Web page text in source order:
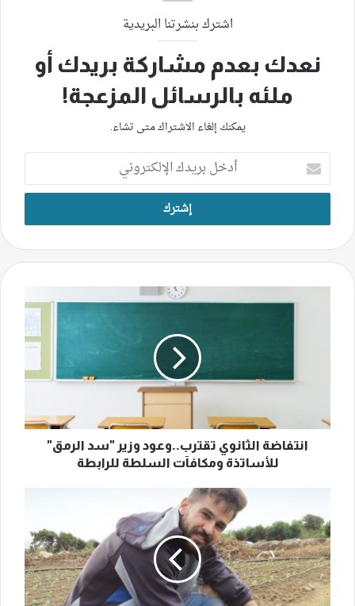
اشترك بنشرتنا البريدية
نعدك بعدم مشاركة بريدك أو
ملئه بالرسائل المزعجة!
يمكنك إلغاء الاشتراك متى تشاء.
أدخل
بريدك
الإلكتروني
السلطة
للرابطةانتفاضة الثانوي تقترب..وعود وزير "سد الرمق"
للأساتذة ومكافآت السلطة للرابطة
حاد
في
اليد
العاملة
جنوباً..
لماذا؟